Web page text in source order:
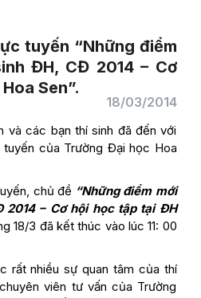
tuyến “Những điểm
ĐH, CĐ 2014 – Cơ
Sen”.
18/03/2014
và các bạn thí sinh đã đến với
của Trường Đại học Hoa
chủ đề “Những điểm mới
2014 – Cơ hội học tập tại ĐH
18/3 đã kết thúc vào lúc 11: 00
rất nhiều sự quan tâm của thí
viên tư vấn của Trường